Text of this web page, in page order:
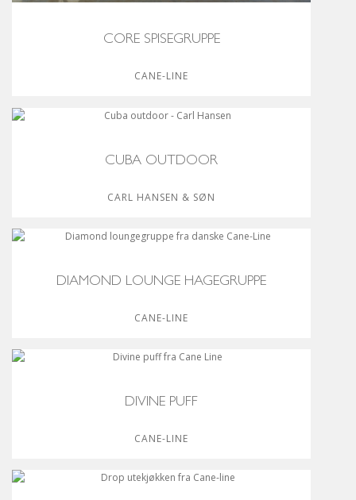
CORE SPISEGRUPPE
CANE-LINE
CUBA OUTDOOR
CARL HANSEN & SØN
DIAMOND LOUNGE HAGEGRUPPE
CANE-LINE
DIVINE PUFF
CANE-LINE